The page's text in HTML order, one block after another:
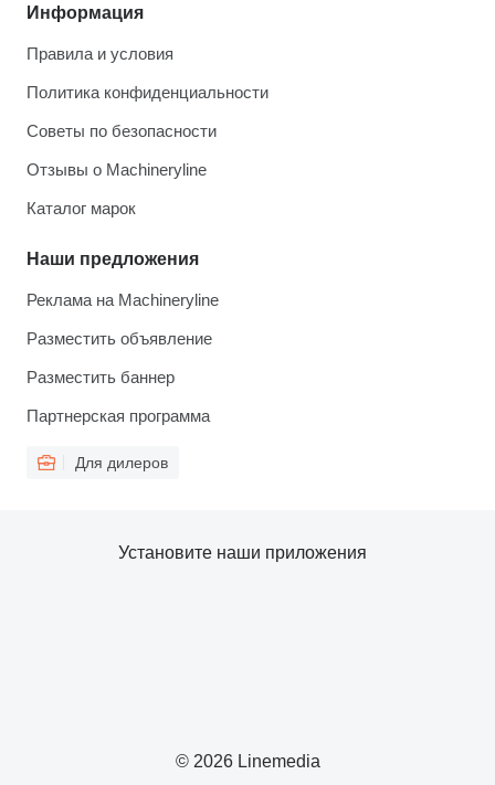
Информация
Правила и условия
Политика конфиденциальности
Советы по безопасности
Отзывы о Machineryline
Каталог марок
Наши предложения
Реклама на Machineryline
Разместить объявление
Разместить баннер
Партнерская программа
Для дилеров
© 2026 Linemedia
Установите наши приложения